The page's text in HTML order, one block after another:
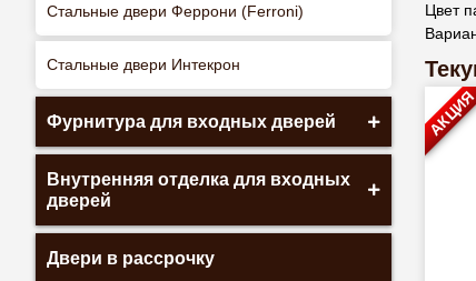
Стальные двери Феррони (Ferroni)
Стальные двери Интекрон
Фурнитура для входных дверей
Внутренняя отделка для входных
дверей
Двери в рассрочку
Цвет
АКЦИЯ